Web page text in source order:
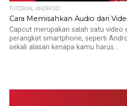
TUTORIAL ANDROID
Cara Memisahkan Audio dari
Capcut merupakan salah satu video
perangkat smartphone, seperti
sekali alasan kenapa kamu harus...